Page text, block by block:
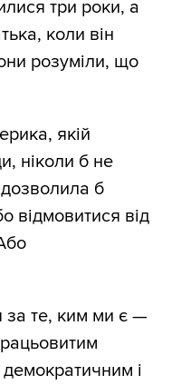
три роки, а
коли він
розуміли, що
якій
ніколи б не
б
відмовитися від
за те, ким ми є —
і